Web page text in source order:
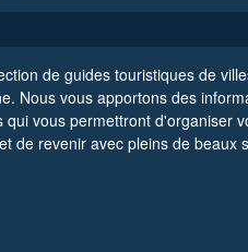
de guides touristiques de
Nous vous apportons des
vous permettront d'organiser
de revenir avec pleins de beaux